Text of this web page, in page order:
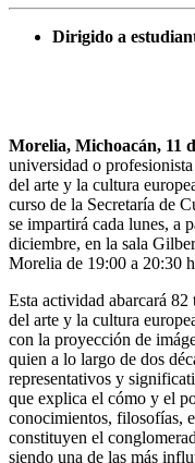
Dirigido a
Morelia, Michoacán, 11
universidad o
del arte y la cultura
curso de la Secretaría de
se impartirá cada lunes, a
diciembre, en la sala
Morelia de 19:00 a 20:30
Esta actividad abarcará
del arte y la cultura
con la proyección de
quien a lo largo de dos
representativos y
que explica el cómo y el
conocimientos, filosofías,
constituyen el
siendo una de las más